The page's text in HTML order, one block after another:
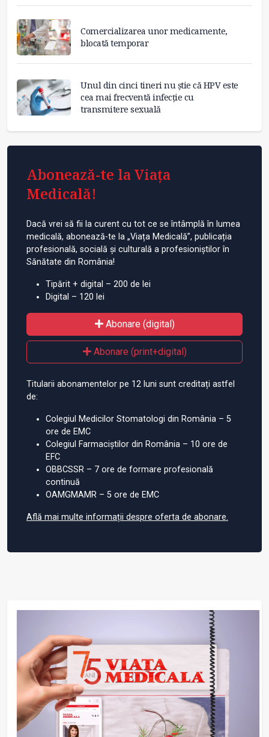
Comercializarea unor medicamente,
blocată temporar
Unul din cinci tineri nu știe că HPV este
cea mai frecventă infecție cu
transmitere sexuală
Abonează-te la Viața
Medicală!
Dacă vrei să fii la curent cu tot ce se întâmplă în lumea
medicală, abonează-te la „Viața Medicală”, publicația
profesională, socială și culturală a profesioniștilor în
Sănătate din România!
Tipărit + digital – 200 de lei
Digital – 120 lei
Abonare (digital)
Abonare (print+digital)
Titularii abonamentelor pe 12 luni sunt creditați astfel
de:
Colegiul Medicilor Stomatologi din România – 5
ore de EMC
Colegiul Farmaciștilor din România – 10 ore de
EFC
OBBCSSR – 7 ore de formare profesională
continuă
OAMGMAMR – 5 ore de EMC
Află mai multe informații despre oferta de abonare.